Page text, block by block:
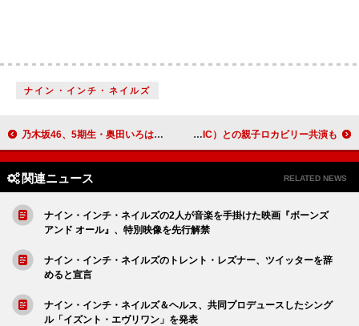
ナイン・インチ・ネイルズ
乃木坂46、5期生・奥田いろはが初のアンダーセンター 36thSG収録アンダー楽曲「落とし物」MV公開 The Biscats「夢を叶えることができて嬉しい」念願の渋谷公会堂ワンマンライブ大成功！ 30年越しの久米浩司（MAGIC）との親子ロカビリー共演も
関連ニュース RELATED NEWS
ナイン・インチ・ネイルズの2人が音楽を手掛けた映画『ボーンズ
アンド オール』、特別映像を先行解禁
ナイン・インチ・ネイルズのトレント・レズナー、ツイッターを辞
めると宣言
ナイン・インチ・ネイルズ＆ヘルス、共同プロデュースしたシング
ル「イズント・エヴリワン」を発表